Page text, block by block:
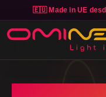
🇪🇺 Made in UE
Skip to main content